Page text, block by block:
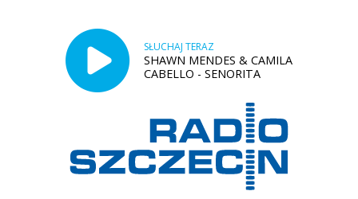
SŁUCHAJ TERAZ
SHAWN MENDES & CAMILA
CABELLO - SENORITA